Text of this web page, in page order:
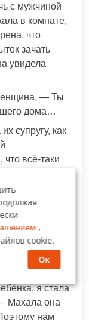
с мужчиной
в комнате,
что
зачать
увидела
— Ты
дома…
супругу, как
всё-таки
квартире, а
мужем.
что врач
я стала
Махала она
нам
,
cookie.
Ок